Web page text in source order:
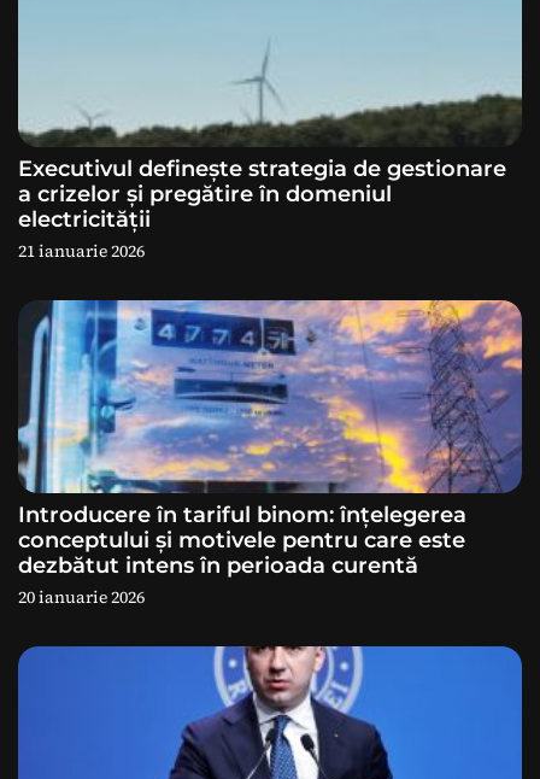
a
r
t
c
o
l
e
Executivul definește strategia de gestionare
a crizelor și pregătire în domeniul
electricității
21 ianuarie 2026
Introducere în tariful binom: înțelegerea
conceptului și motivele pentru care este
dezbătut intens în perioada curentă
20 ianuarie 2026